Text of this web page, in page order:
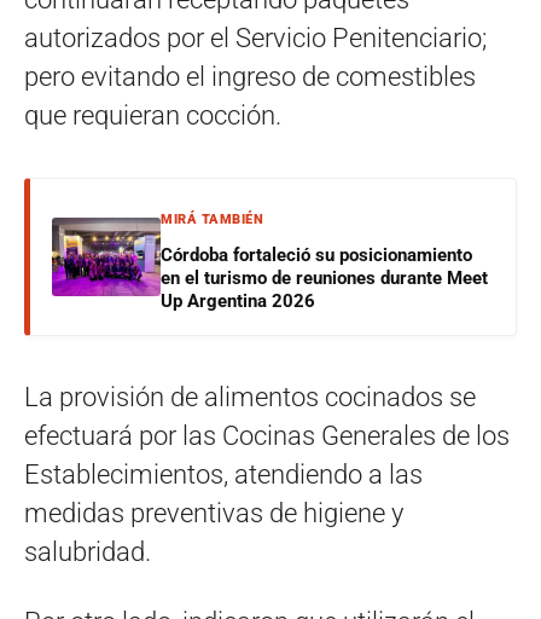
autorizados por el Servicio Penitenciario;
pero evitando el ingreso de comestibles
que requieran cocción.
MIRÁ TAMBIÉN
Córdoba fortaleció su posicionamiento
en el turismo de reuniones durante Meet
Up Argentina 2026
La provisión de alimentos cocinados se
efectuará por las Cocinas Generales de los
Establecimientos, atendiendo a las
medidas preventivas de higiene y
salubridad.